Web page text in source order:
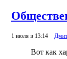
1 июля в 13:14
Вот как